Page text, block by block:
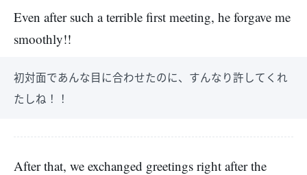
Even after such a terrible first meeting, he forgave me
smoothly!!
初対面であんな目に合わせたのに、すんなり許してくれ
たしね！！
After that, we exchanged greetings right after the